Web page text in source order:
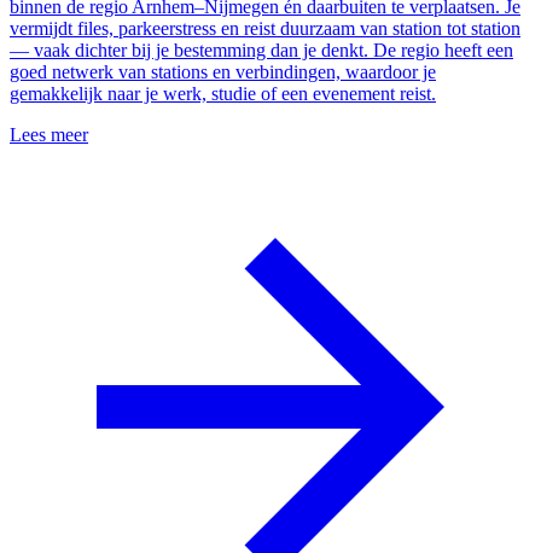
binnen de regio Arnhem–Nijmegen én daarbuiten te verplaatsen. Je
vermijdt files, parkeerstress en reist duurzaam van station tot station
— vaak dichter bij je bestemming dan je denkt. De regio heeft een
goed netwerk van stations en verbindingen, waardoor je
gemakkelijk naar je werk, studie of een evenement reist.
Lees meer